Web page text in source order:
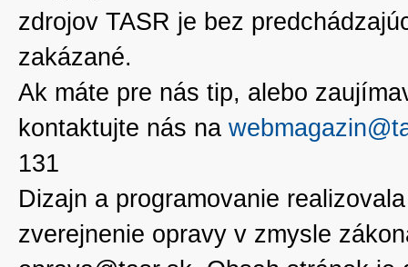
zdrojov TASR je bez
zakázané.
Ak máte pre nás tip, alebo
kontaktujte nás na
131
Dizajn a programovanie
zverejnenie opravy v zmysle